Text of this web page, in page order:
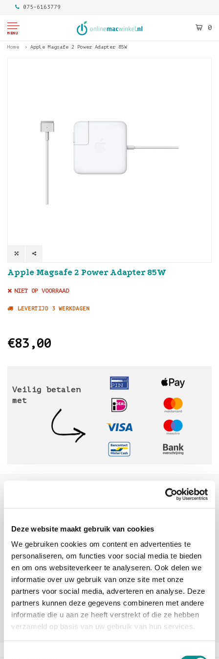
Deze website maakt gebruik van cookies
We gebruiken cookies om content en advertenties te
personaliseren, om functies voor social media te bieden
en om ons websiteverkeer te analyseren. Ook delen we
informatie over uw gebruik van onze site met onze
partners voor social media, adverteren en analyse. Deze
partners kunnen deze gegevens combineren met andere
informatie die u aan ze heeft verstrekt of die ze hebben
verzameld op basis van uw gebruik van hun services.
075-6163779
MENU
0
Home Apple Magsafe 2 Power Adapter 85W
Apple Magsafe 2 Power Adapter 85W
NIET OP VOORRAAD
LEVERTIJD 3 WERKDAGEN
€83,00
Veilig betalen
met
30 dagen bedenktijd
Vandaag besteld, morgen in huis